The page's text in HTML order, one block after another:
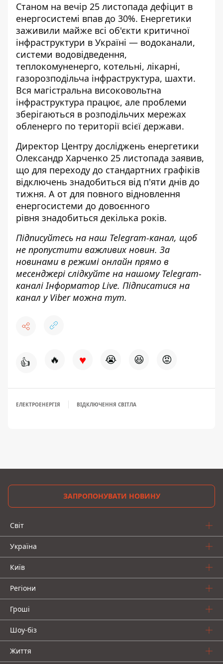
Станом на вечір 25 листопада дефіцит в
енергосистемі впав до 30%. Енергетики
заживили майже всі об'єкти критичної
інфраструктури в Україні — водоканали,
системи водовідведення,
теплокомуненерго, котельні, лікарні,
газорозподільча інфраструктура, шахти.
Вся магістральна високовольтна
інфраструктура працює, але проблеми
зберігаються в розподільчих мережах
обленерго по території всієї держави.
Директор Центру досліджень енергетики
Олександр Харченко 25 листопада заявив,
що для переходу до стандартних графіків
відключень знадобиться від п'яти днів до
тижня. А от для повного відновлення
енергосистеми до довоєнного
рівня знадобиться декілька років.
Підписуйтесь на наш Telegram-канал, щоб
не пропустити важливих новин. За
новинами в режимі онлайн прямо в
месенджері слідкуйте на нашому Telegram-
каналіІнформатор Live. Підписатися на
канал у Viber можна тут.
👍 🔥 ♥ 😭 😆 😡
ЕЛЕКТРОЕНЕРГІЯ ВІДКЛЮЧЕННЯ СВІТЛА
ЗАПРОПОНУВАТИ НОВИНУ
Світ
Україна
Київ
Регіони
Гроші
Шоу-біз
Життя